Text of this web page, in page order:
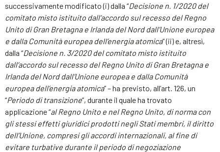
successivamente modificato (i) dalla “Decisione n. 1/2020 del
comitato misto istituito dall’accordo sul recesso del Regno
Unito di Gran Bretagna e Irlanda del Nord dall’Unione europea
e dalla Comunità europea dell’energia atomica” (ii) e, altresì,
dalla “Decisione n. 3/2020 del comitato misto istituito
dall’accordo sul recesso del Regno Unito di Gran Bretagna e
Irlanda del Nord dall’Unione europea e dalla Comunità
europea dell’energia atomica” – ha previsto, all’art. 126, un
“Periodo di transizione”, durante il quale ha trovato
applicazione “al Regno Unito e nel Regno Unito, di norma con
gli stessi effetti giuridici prodotti negli Stati membri, il diritto
dell’Unione, compresi gli accordi internazionali, al fine di
evitare turbative durante il periodo di negoziazione